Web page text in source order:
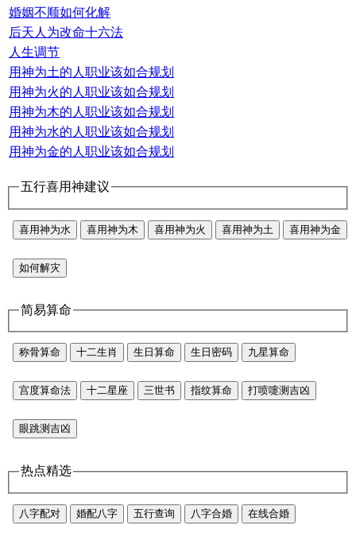
婚姻不顺如何化解
后天人为改命十六法
人生调节
用神为土的人职业该如合规划
用神为火的人职业该如合规划
用神为木的人职业该如合规划
用神为水的人职业该如合规划
用神为金的人职业该如合规划
五行喜用神建议
喜用神为水 喜用神为木 喜用神为火 喜用神为土 喜用神为金
如何解灾
简易算命
称骨算命 十二生肖 生日算命 生日密码 九星算命
宫度算命法 十二星座 三世书 指纹算命 打喷嚏测吉凶
眼跳测吉凶
热点精选
八字配对 婚配八字 五行查询 八字合婚 在线合婚